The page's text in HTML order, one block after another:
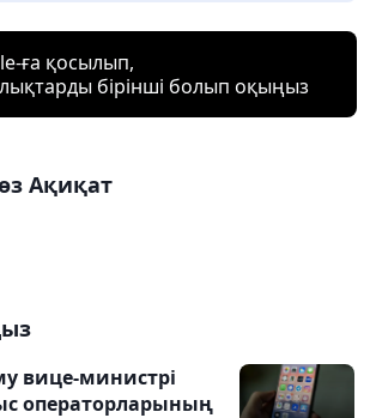
ға қосылып,
бірінші болып оқыңыз
Ақиқат
вице-министрі
операторларының